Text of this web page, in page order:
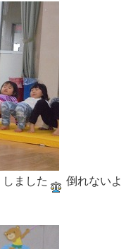
ました
倒れないよ